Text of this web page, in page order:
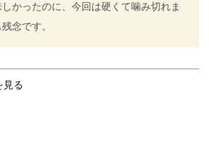
かったのに、今回は硬くて噛み切れま
念です。
見る